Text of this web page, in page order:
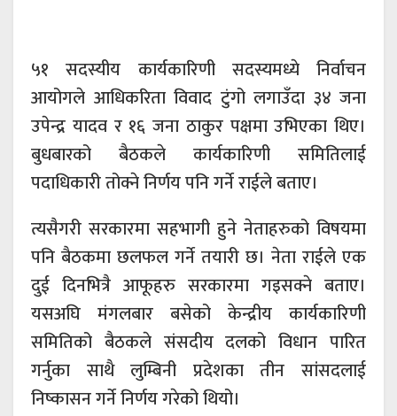
५१ सदस्यीय कार्यकारिणी सदस्यमध्ये निर्वाचन
आयोगले आधिकरिता विवाद टुंगो लगाउँदा ३४ जना
उपेन्द्र यादव र १६ जना ठाकुर पक्षमा उभिएका थिए।
बुधबारको बैठकले कार्यकारिणी समितिलाई
पदाधिकारी तोक्ने निर्णय पनि गर्ने राईले बताए।
त्यसैगरी सरकारमा सहभागी हुने नेताहरुको विषयमा
पनि बैठकमा छलफल गर्ने तयारी छ। नेता राईले एक
दुई दिनभित्रै आफूहरु सरकारमा गइसक्ने बताए।
यसअघि मंगलबार बसेको केन्द्रीय कार्यकारिणी
समितिको बैठकले संसदीय दलको विधान पारित
गर्नुका साथै लुम्बिनी प्रदेशका तीन सांसदलाई
निष्कासन गर्ने निर्णय गरेको थियो।